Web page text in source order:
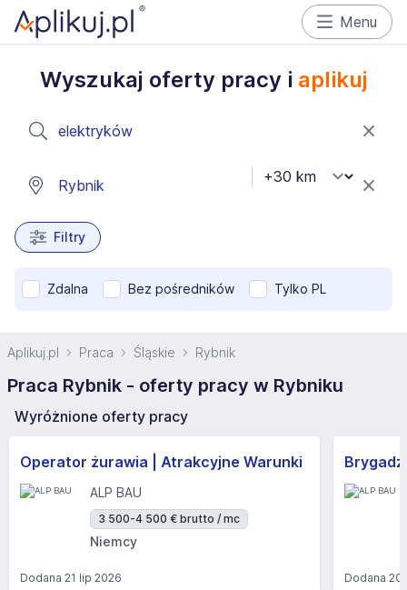
Menu
Wyszukaj oferty pracy i aplikuj
Filtry
Zdalna Bez pośredników Tylko PL
Aplikuj.pl Praca Śląskie Rybnik
Praca Rybnik - oferty pracy w Rybniku
Wyróżnione oferty pracy
Operator żurawia | Atrakcyjne Warunki
ALP BAU
3 500-4 500 € brutto / mc
Niemcy
Dodana 21 lip 2026 Dodana20